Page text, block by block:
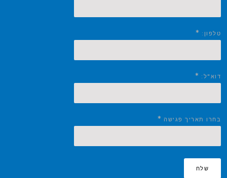
טלפון: *
דוא"ל: *
בחרו תאריך פגישה *
שלח